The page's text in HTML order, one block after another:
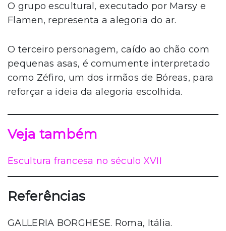
O grupo escultural, executado por Marsy e
Flamen, representa a alegoria do ar.
O terceiro personagem, caído ao chão com
pequenas asas, é comumente interpretado
como Zéfiro, um dos irmãos de Bóreas, para
reforçar a ideia da alegoria escolhida.
Veja também
Escultura francesa no século XVII
Referências
GALLERIA BORGHESE. Roma, Itália.